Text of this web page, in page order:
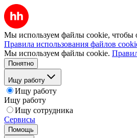
Мы используем файлы cookie, чтобы
Правила использования файлов
Мы используем файлы cookie.
Понятно
Ищу работу
Ищу работу
Ищу работу
Ищу сотрудника
Сервисы
Помощь